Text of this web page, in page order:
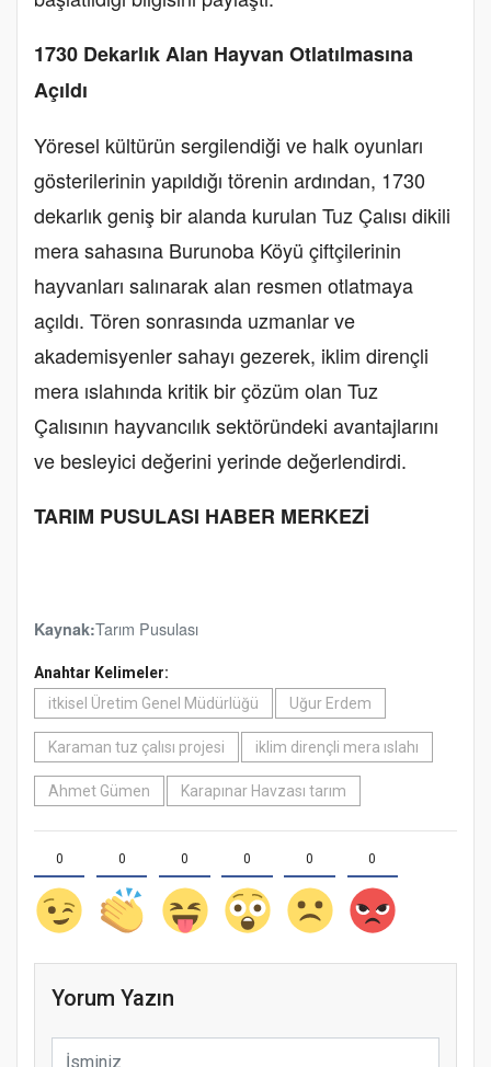
1730 Dekarlık Alan Hayvan Otlatılmasına
Açıldı
Yöresel kültürün sergilendiği ve halk oyunları
gösterilerinin yapıldığı törenin ardından, 1730
dekarlık geniş bir alanda kurulan Tuz Çalısı dikili
mera sahasına Burunoba Köyü çiftçilerinin
hayvanları salınarak alan resmen otlatmaya
açıldı. Tören sonrasında uzmanlar ve
akademisyenler sahayı gezerek, iklim dirençli
mera ıslahında kritik bir çözüm olan Tuz
Çalısının hayvancılık sektöründeki avantajlarını
ve besleyici değerini yerinde değerlendirdi.
TARIM PUSULASI HABER MERKEZİ
Kaynak:Tarım Pusulası
Anahtar Kelimeler:
itkisel Üretim Genel Müdürlüğü
Uğur Erdem
Karaman tuz çalısı projesi iklim dirençli mera ıslahı
Ahmet Gümen Karapınar Havzası tarım
0 0 0 0 0 0
Yorum Yazın